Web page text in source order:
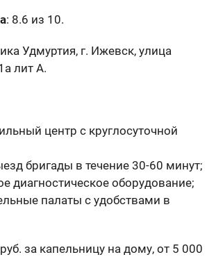
: 8.6 из 10.
Удмуртия, г. Ижевск, улица
лит А.
центр с круглосуточной
бригады в течение 30-60 минут;
диагностическое оборудование;
палаты с удобствами в
за капельницу на дому, от 5 000